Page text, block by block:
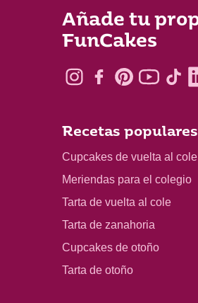
Añade tu
FunCakes
Recetas populares
Cupcakes de vuelta al cole
Meriendas para el colegio
Tarta de vuelta al cole
Tarta de zanahoria
Cupcakes de otoño
Tarta de otoño